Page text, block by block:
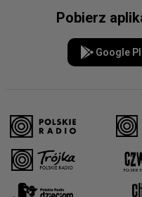
Pobierz
Google